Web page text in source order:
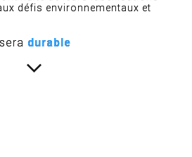
défis environnementaux et
durable